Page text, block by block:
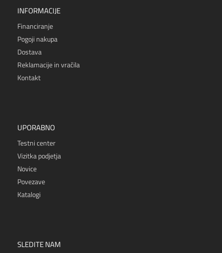
INFORMACIJE
Financiranje
Pogoji nakupa
Dostava
Reklamacije in vračila
Kontakt
UPORABNO
Testni center
Vizitka podjetja
Novice
Povezave
Katalogi
SLEDITE NAM